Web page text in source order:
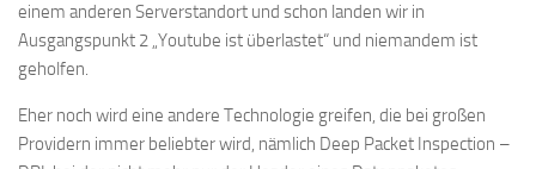
einem anderen Serverstandort und schon landen wir in
Ausgangspunkt 2 „Youtube ist überlastet“ und niemandem ist
geholfen.
Eher noch wird eine andere Technologie greifen, die bei großen
Providern immer beliebter wird, nämlich Deep Packet Inspection –